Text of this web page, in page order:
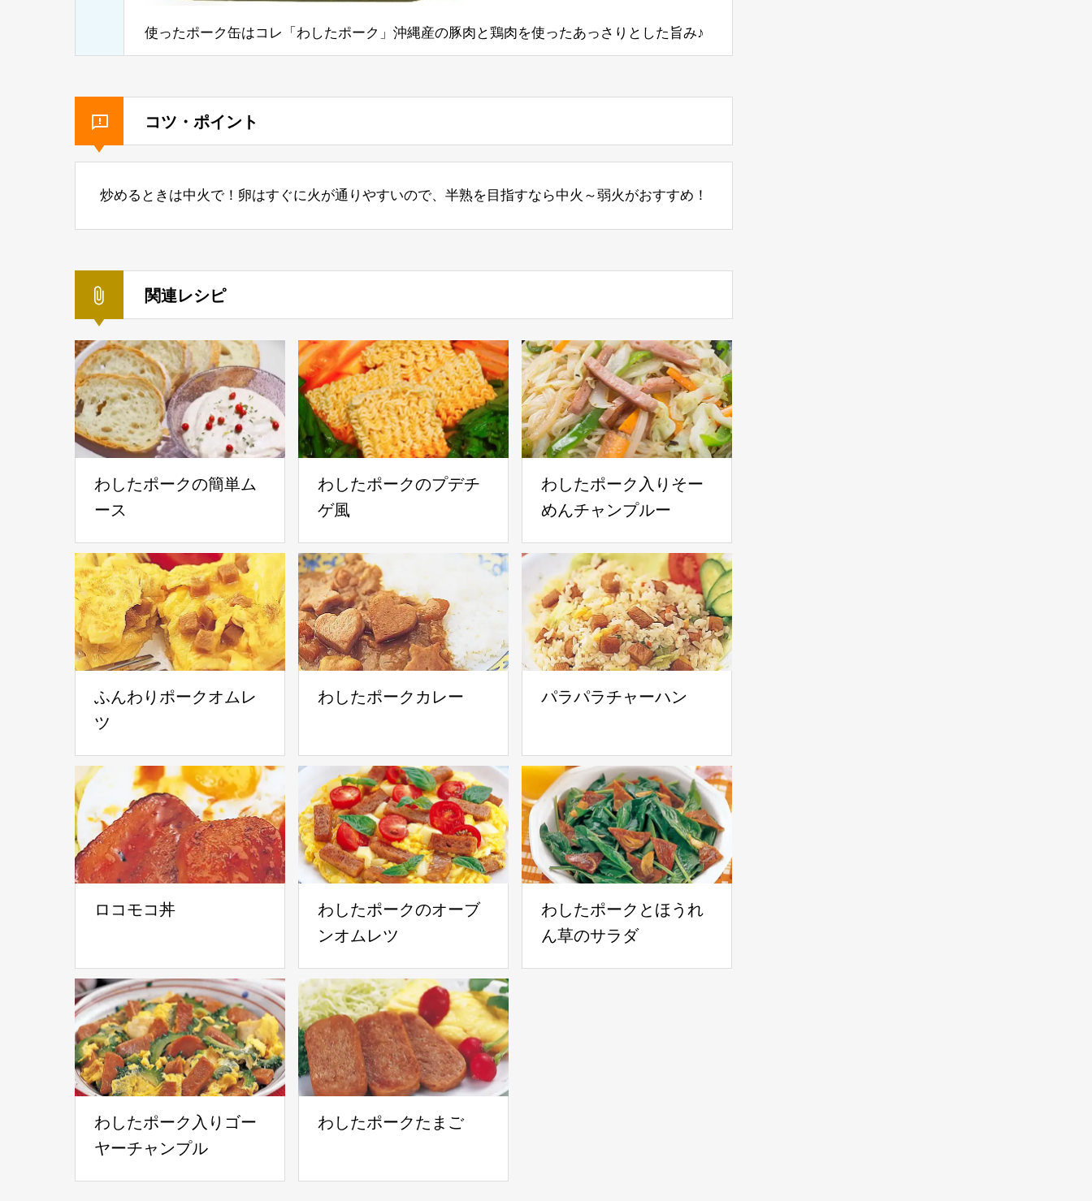
使ったポーク缶はコレ「わしたポーク」沖縄産の豚肉と鶏肉を使ったあっさりとした旨み♪
コツ・ポイント
炒めるときは中火で！卵はすぐに火が通りやすいので、半熟を目指すなら中火～弱火がおすすめ！
関連レシピ
わしたポークの簡単ム
ース
わしたポークのプデチ
ゲ風
わしたポーク入りそー
めんチャンプルー
ふんわりポークオムレ
ツ
わしたポークカレー パラパラチャーハン
ロコモコ丼
わしたポークのオーブ
ンオムレツ
わしたポークとほうれ
ん草のサラダ
わしたポーク入りゴー
ヤーチャンプル
わしたポークたまご